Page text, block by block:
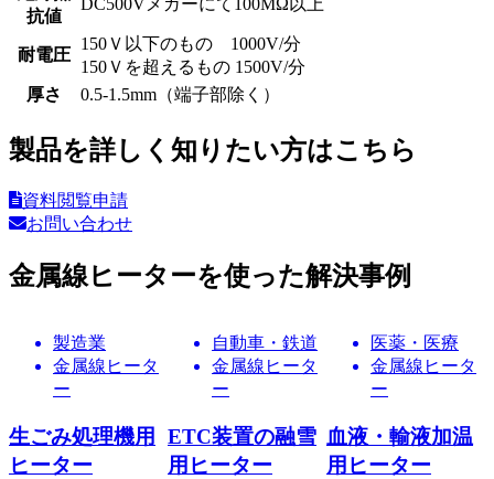
抗値
耐電圧
150Ｖ以下のもの 1000V/分
150Ｖを超えるもの 1500V/分
厚さ
0.5-1.5mm（端子部除く）
製品を詳しく知りたい方はこちら
資料閲覧申請
お問い合わせ
金属線ヒーターを使った解決事例
製造業
金属線ヒータ
ー
寒冷地監視カメ
ラ保温用ヒータ
製造業
金属線ヒータ
ー
プリンタペーパ
ー乾燥用ヒータ
医薬・医療
金属線ヒータ
ー
血液分析器用ヒ
ーター